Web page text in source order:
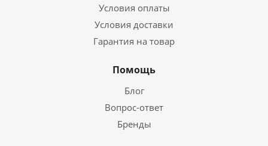
Условия оплаты
Условия доставки
Гарантия на товар
Помощь
Блог
Вопрос-ответ
Бренды